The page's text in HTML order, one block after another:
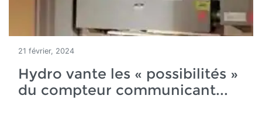
21 février, 2024
Hydro vante les « possibilités »
du compteur communicant...